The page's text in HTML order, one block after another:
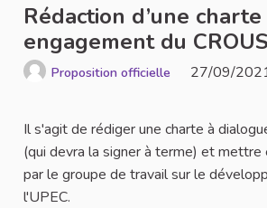
Rédaction d’une
engagement du CROUS
Proposition officielle 27/09/
Il s'agit de rédiger une charte à
(qui devra la signer à terme) et mettre
par le groupe de travail sur le
l'UPEC.